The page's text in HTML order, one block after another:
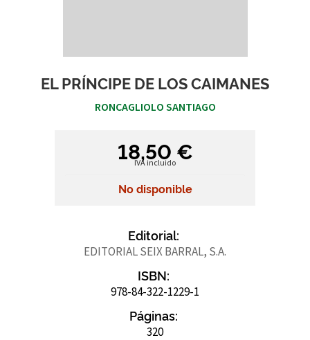
EL PRÍNCIPE DE LOS CAIMANES
RONCAGLIOLO SANTIAGO
18,50 €
IVA incluido
No disponible
Editorial:
EDITORIAL SEIX BARRAL, S.A.
ISBN:
978-84-322-1229-1
Páginas:
320